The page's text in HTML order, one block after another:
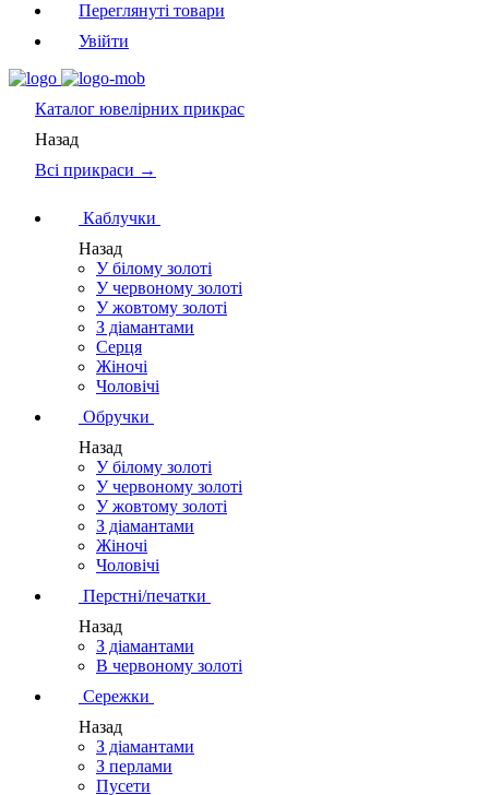
Переглянуті товари
Увійти
Каталог ювелірних прикрас
Назад
Всі прикраси →
Каблучки
Назад
У білому золоті
У червоному золоті
У жовтому золоті
З діамантами
Серця
Жіночі
Чоловічі
Обручки
Назад
У білому золоті
У червоному золоті
У жовтому золоті
З діамантами
Жіночі
Чоловічі
Перстні/печатки
Назад
З діамантами
В червоному золоті
Сережки
Назад
З діамантами
З перлами
Пусети